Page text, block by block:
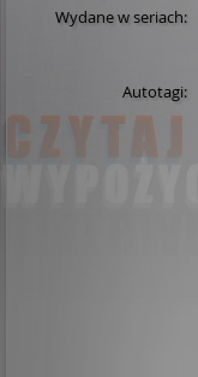
Wydane w seriach:
Autotagi: